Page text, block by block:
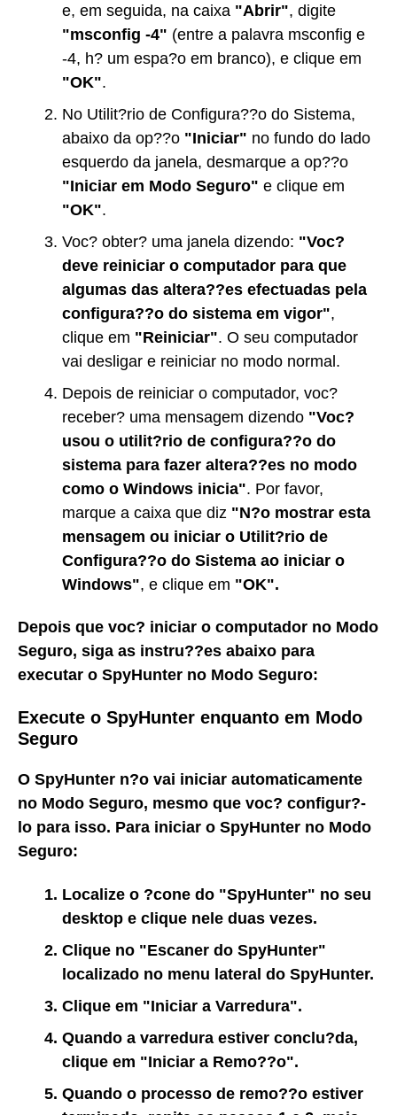
e, em seguida, na caixa "Abrir", digite
"msconfig -4" (entre a palavra msconfig e
-4, h? um espa?o em branco), e clique em
"OK".
No Utilit?rio de Configura??o do Sistema,
abaixo da op??o "Iniciar" no fundo do lado
esquerdo da janela, desmarque a op??o
"Iniciar em Modo Seguro" e clique em
"OK".
Voc? obter? uma janela dizendo: "Voc?
deve reiniciar o computador para que
algumas das altera??es efectuadas pela
configura??o do sistema em vigor",
clique em "Reiniciar". O seu computador
vai desligar e reiniciar no modo normal.
Depois de reiniciar o computador, voc?
receber? uma mensagem dizendo "Voc?
usou o utilit?rio de configura??o do
sistema para fazer altera??es no modo
como o Windows inicia". Por favor,
marque a caixa que diz "N?o mostrar esta
mensagem ou iniciar o Utilit?rio de
Configura??o do Sistema ao iniciar o
Windows", e clique em "OK".
Depois que voc? iniciar o computador no Modo
Seguro, siga as instru??es abaixo para
executar o SpyHunter no Modo Seguro:
Execute o SpyHunter enquanto em Modo
Seguro
O SpyHunter n?o vai iniciar automaticamente
no Modo Seguro, mesmo que voc? configur?-
lo para isso. Para iniciar o SpyHunter no Modo
Seguro:
Localize o ?cone do "SpyHunter" no seu
desktop e clique nele duas vezes.
Clique no "Escaner do SpyHunter"
localizado no menu lateral do SpyHunter.
Clique em "Iniciar a Varredura".
Quando a varredura estiver conclu?da,
clique em "Iniciar a Remo??o".
Quando o processo de remo??o estiver